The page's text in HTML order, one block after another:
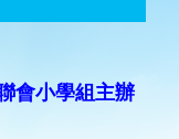
會小學組主辦